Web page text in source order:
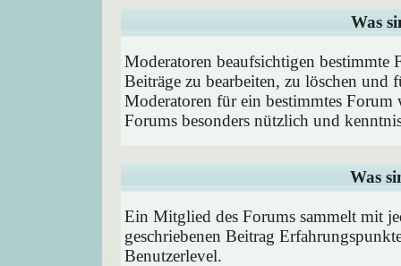
Was
Moderatoren beaufsichtigen
Beiträge zu bearbeiten, zu löschen und
Moderatoren für ein bestimmtes Forum
Forums besonders nützlich und
Was
Ein Mitglied des Forums sammelt mit
geschriebenen Beitrag
Benutzerlevel.